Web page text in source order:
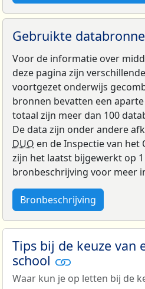
Gebruikte
Voor de informatie over
deze pagina zijn
voortgezet onderwijs
bronnen bevatten een
totaal zijn meer dan 100
De data zijn onder andere
DUO en de Inspectie van het
zijn het laatst bijgewerkt op 1
bronbeschrijving voor meer
Bronbeschrijving
Tips bij de keuze van
school
Waar kun je op letten bij de